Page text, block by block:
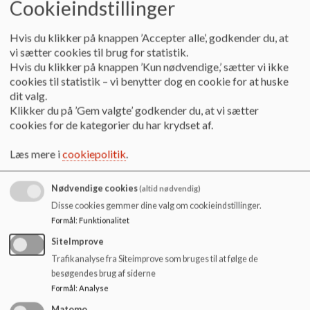
anderson.dk (forældrerepræsentant)
Josefine Bagger Sørensen, J.astola1988@gmail.com
(forældrerepræsentant)
Pernille Hagen Bromark, pernille_h_l@hotmail.com
(forældrerepræsentant)
Regin Jæger Madsen, regin.madsen@gmail.com
(forældrerepræsentant)
Morten Sander
Pedersen, mortensanderpedersen@gmail.com (forældrere
præsentant)
Anne Birgitte Yde, anne-yde@hotmail.dk, (suppleant,
forældrerepræsentant)
Jeppe Lyberg, jeppelyberg@gmail.com, (suppleant,
forældrerepræsentant)
Karina Viborg Pedersen, kari7933@vhkskole.dk
Cookieindstillinger
Hvis du klikker på knappen ’Accepter alle’, godkender du, at
vi sætter cookies til brug for statistik.
Hvis du klikker på knappen ’Kun nødvendige,’ sætter vi ikke
cookies til statistik – vi benytter dog en cookie for at huske
dit valg.
Klikker du på ’Gem valgte’ godkender du, at vi sætter
cookies for de kategorier du har krydset af.
Læs mere icookiepolitik.
Nødvendige cookies(altid nødvendig)
Disse cookies gemmer dine valg om cookieindstillinger.
Formål: Funktionalitet
SiteImprove
Trafikanalyse fra Siteimprove som bruges til at følge de
besøgendes brug af siderne
Formål: Analyse